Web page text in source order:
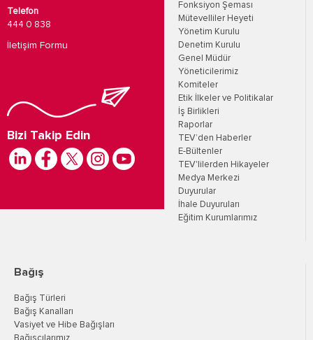
Telefon
444 0 838
İletişim Formu
Bizi Takip Edin
Fonksiyon Şeması
Mütevelliler Heyeti
Yönetim Kurulu
Denetim Kurulu
Genel Müdür
Yöneticilerimiz
Komiteler
Etik İlkeler ve Politikalar
İş Birlikleri
Raporlar
TEV’den Haberler
E-Bültenler
TEV'lilerden Hikayeler
Medya Merkezi
Duyurular
İhale Duyuruları
Eğitim Kurumlarımız
Bağış
Bağış Türleri
Bağış Kanalları
Vasiyet ve Hibe Bağışları